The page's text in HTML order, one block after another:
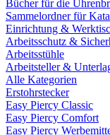
Bücher für die
Sammelordner für
Einrichtung &
Arbeitsschutz &
Arbeitsstühle
Arbeitsteller &
Alle Kategorien
Erstohrstecker
Easy Piercy Classic
Easy Piercy Comfort
Easy Piercy